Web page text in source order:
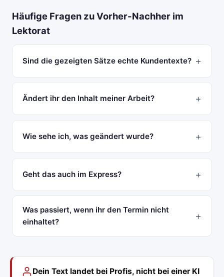
Häufige Fragen zu Vorher-Nachher im
Lektorat
Sind die gezeigten Sätze echte Kundentexte?
Ändert ihr den Inhalt meiner Arbeit?
Wie sehe ich, was geändert wurde?
Geht das auch im Express?
Was passiert, wenn ihr den Termin nicht
einhaltet?
Dein Text landet bei Profis, nicht bei einer KI